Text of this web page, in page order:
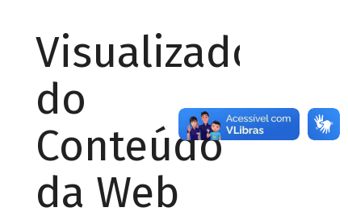
Visualizador
do
Conteúdo
da Web